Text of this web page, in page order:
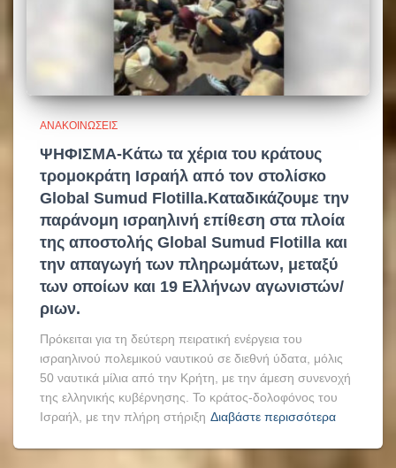
ΑΝΑΚΟΙΝΏΣΕΙΣ
ΨΗΦΙΣΜΑ-Κάτω τα χέρια του κράτους
τρομοκράτη Ισραήλ από τον στολίσκο
Global Sumud Flotilla.Καταδικάζουμε την
παράνομη ισραηλινή επίθεση στα πλοία
της αποστολής Global Sumud Flotilla και
την απαγωγή των πληρωμάτων, μεταξύ
των οποίων και 19 Ελλήνων αγωνιστών/
ριων.
Πρόκειται για τη δεύτερη πειρατική ενέργεια του
ισραηλινού πολεμικού ναυτικού σε διεθνή ύδατα, μόλις
50 ναυτικά μίλια από την Κρήτη, με την άμεση συνενοχή
της ελληνικής κυβέρνησης. Το κράτος-δολοφόνος του
Ισραήλ, με την πλήρη στήριξη Διαβάστε περισσότερα